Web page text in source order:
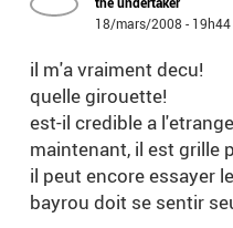
18/mars/2008 - 19h44
il m'a vraiment decu!
quelle girouette!
est-il credible a
maintenant, il est grille
il peut encore essayer
bayrou doit se sentir